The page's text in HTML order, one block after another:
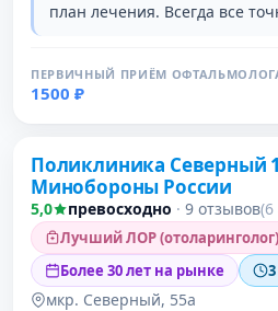
план лечения. Всегда все
ПЕРВИЧНЫЙ ПРИЁМ
1500 ₽
Поликлиника Северный
Минобороны России
5,0 превосходно · 9 отзывов
Лучший ЛОР
Более 30 лет на рынке
мкр. Северный, 55а